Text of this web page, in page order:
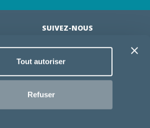
Tout autoriser
Refuser
SUIVEZ-NOUS